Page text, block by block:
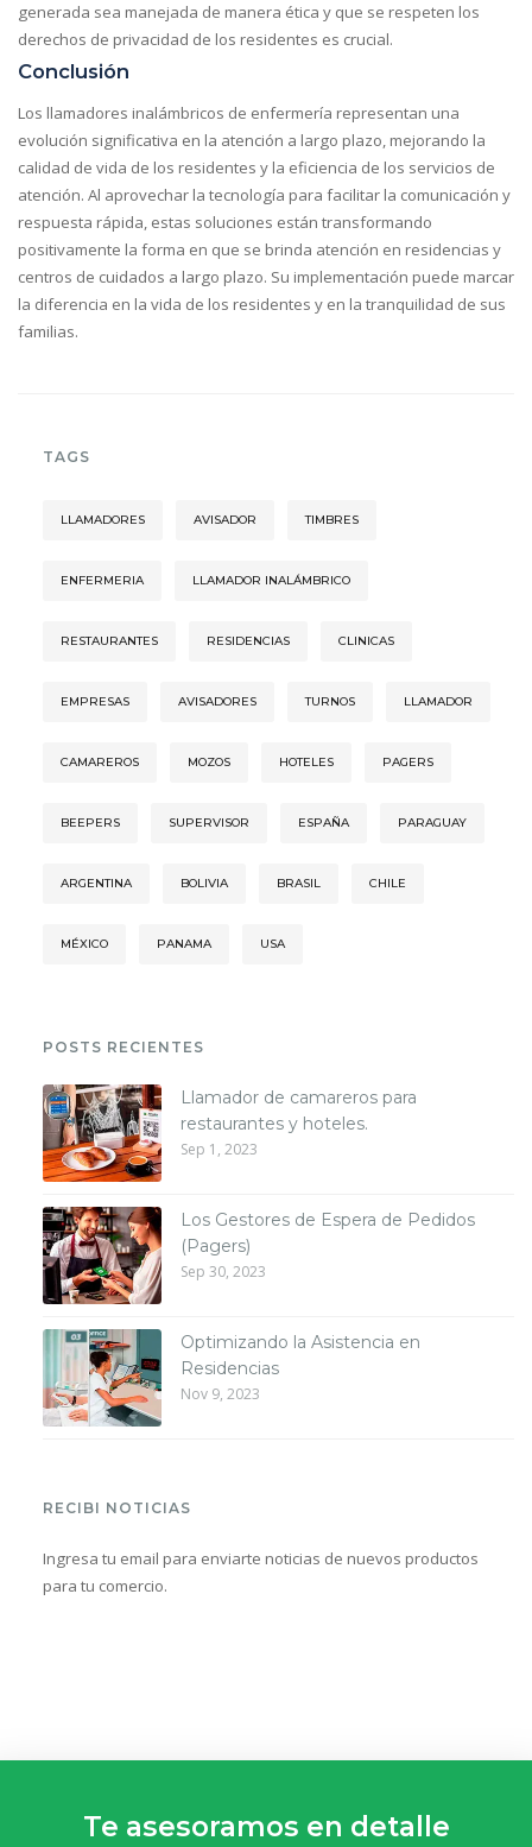
generada sea manejada de manera ética y que se respeten los
derechos de privacidad de los residentes es crucial.
Conclusión
Los llamadores inalámbricos de enfermería representan una
evolución significativa en la atención a largo plazo, mejorando la
calidad de vida de los residentes y la eficiencia de los servicios de
atención. Al aprovechar la tecnología para facilitar la comunicación y
respuesta rápida, estas soluciones están transformando
positivamente la forma en que se brinda atención en residencias y
centros de cuidados a largo plazo. Su implementación puede marcar
la diferencia en la vida de los residentes y en la tranquilidad de sus
familias.
TAGS
LLAMADORES AVISADOR TIMBRES
ENFERMERIA LLAMADOR INALÁMBRICO
RESTAURANTES RESIDENCIAS CLINICAS
EMPRESAS AVISADORES TURNOS LLAMADOR
CAMAREROS MOZOS HOTELES PAGERS
BEEPERS SUPERVISOR ESPAÑA PARAGUAY
ARGENTINA BOLIVIA BRASIL CHILE
MÉXICO PANAMA USA
POSTS RECIENTES
Llamador de camareros para
restaurantes y hoteles.
Sep 1, 2023
Los Gestores de Espera de Pedidos
(Pagers)
Sep 30, 2023
Optimizando la Asistencia en
Residencias
Nov 9, 2023
RECIBI NOTICIAS
Ingresa tu email para enviarte noticias de nuevos productos
para tu comercio.
Te asesoramos en detalle